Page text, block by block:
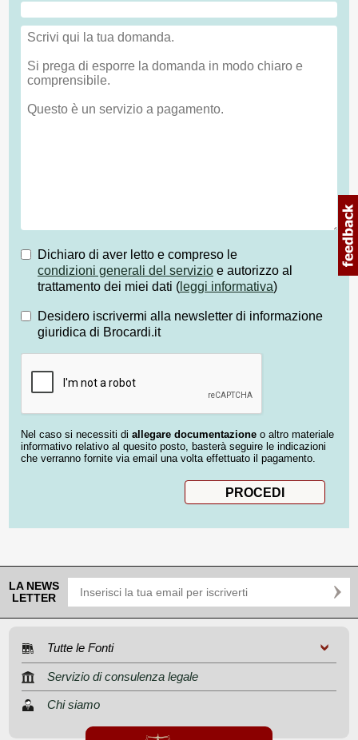
Dichiaro di aver letto e compreso le
condizioni generali del servizio e autorizzo al
trattamento dei miei dati ( leggi informativa)
Desidero iscrivermi alla newsletter di informazione
giuridica di Brocardi.it
Nel caso si necessiti di allegare documentazione o altro materiale
informativo relativo al quesito posto, basterà seguire le indicazioni
che verranno fornite via email una volta effettuato il pagamento.
LA NEWS
LETTER
Tutte le Fonti
Servizio di consulenza legale
Chi siamo